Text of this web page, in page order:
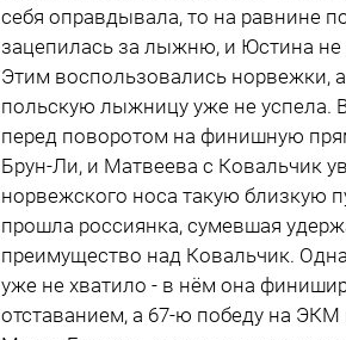
себя оправдывала, то на равнине
зацепилась за лыжню, и Юстина не
Этим воспользовались норвежки,
польскую лыжницу уже не успела.
перед поворотом на финишную
Брун-Ли, и Матвеева с Ковальчик
норвежского носа такую близкую
прошла россиянка, сумевшая
преимущество над Ковальчик.
уже не хватило - в нём она
отставанием, а 67-ю победу на